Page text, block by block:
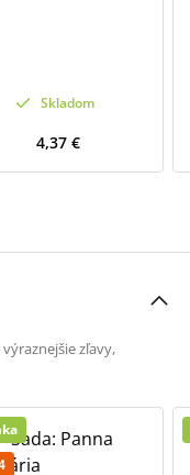
Skladom
4,37 €
zľavy,